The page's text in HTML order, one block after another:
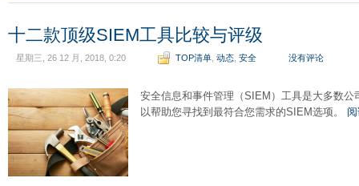
十二款顶级SIEM工具比较与评级
星期三, 26 12 月, 2018, 0:20 TOP清单 动态 安全 没有评论
安全信息和事件管理（SIEM）工具是大多数
以帮助您寻找到最符合您需求的SIEM选项。